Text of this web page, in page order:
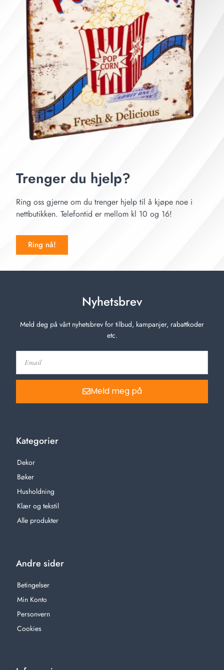
Trenger du hjelp?
Ring oss gjerne om du trenger hjelp til å kjøpe noe i
nettbutikken. Telefontid er mellom kl 10 og 16!
Ring nå!
Nyhetsbrev
Meld deg på vårt nyhetsbrev for tilbud, kampanjer, rabattkoder
etc.
Meld meg på
Kategorier
Dekor
Bøker
Husholdning
Klær og tekstil
Alle produkter
Andre sider
Betingelser
Min Konto
Personvern
Cookies